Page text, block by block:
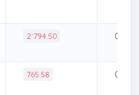
2˙794.50 0.01%
765.58 0.00%